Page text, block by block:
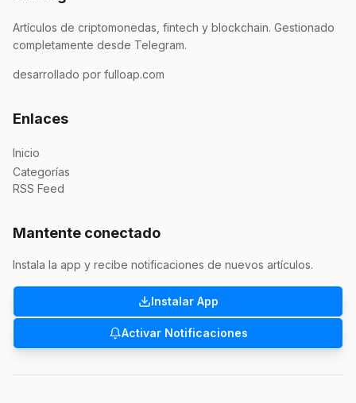
Artículos de criptomonedas, fintech y blockchain. Gestionado
completamente desde Telegram.
desarrollado por fulloap.com
Enlaces
Inicio
Categorías
RSS Feed
Mantente conectado
Instala la app y recibe notificaciones de nuevos artículos.
Instalar App
Activar Notificaciones